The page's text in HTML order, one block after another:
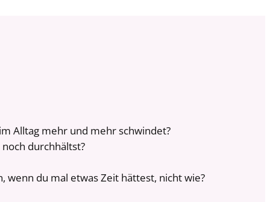
Alltag mehr und mehr schwindet?
durchhältst?
wenn du mal etwas Zeit hättest, nicht wie?